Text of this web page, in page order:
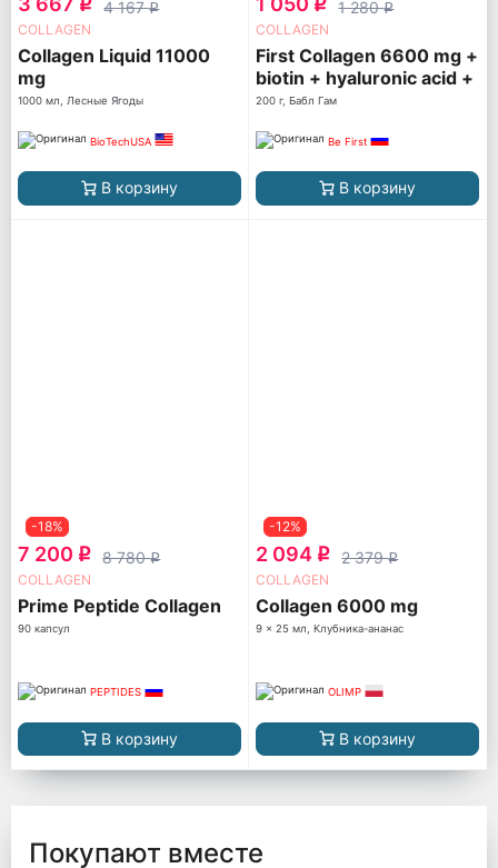
q 4 167q
COLLAGEN
Collagen Liquid 11000
mg
1000 мл, Лесные Ягоды
BioTechUSA
В корзину
q 1 280q
COLLAGEN
First Collagen 6600 mg +
biotin + hyaluronic acid +
vitamin C
200 г, Бабл Гам
Be First
В корзину
-18%
7 200 q 8 780q
COLLAGEN
Prime Peptide Collagen
90 капсул
PEPTIDES
В корзину
-12%
2 094 q 2 379q
COLLAGEN
Collagen 6000 mg
9 x 25 мл, Клубника-ананас
OLIMP
В корзину
Покупают вместе